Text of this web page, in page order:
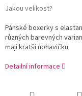
Jakou velikost?
Pánské boxerky s
různých barevných
mají kratší nohavičku.
Detailní informace